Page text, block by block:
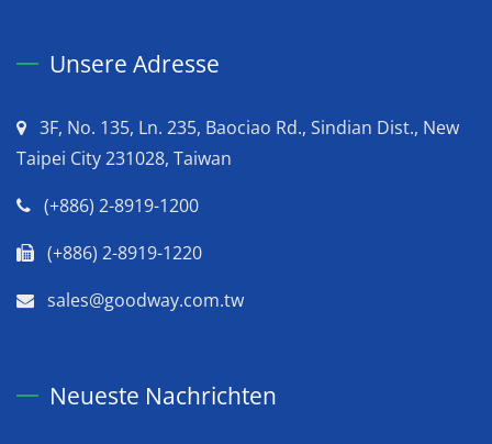
Unsere Adresse
3F, No. 135, Ln. 235, Baociao Rd., Sindian Dist., New
Taipei City 231028, Taiwan
(+886) 2-8919-1200
(+886) 2-8919-1220
sales@goodway.com.tw
Neueste Nachrichten